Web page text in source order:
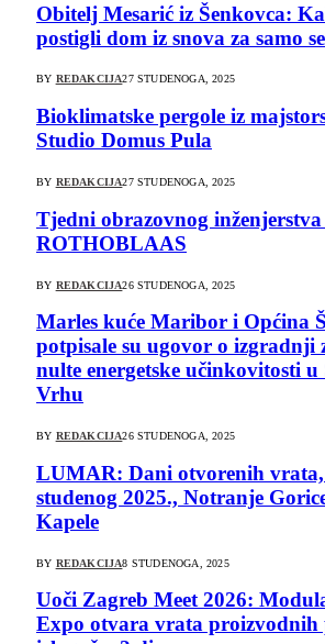
Obitelj Mesarić iz Šenkovca:
postigli dom iz snova za samo
BY REDAKCIJA27 STUDENOGA, 2025
Bioklimatske pergole iz
Studio Domus Pula
BY REDAKCIJA27 STUDENOGA, 2025
Tjedni obrazovnog
ROTHOBLAAS
BY REDAKCIJA26 STUDENOGA, 2025
Marles kuće Maribor i Općina
potpisale su ugovor o izgradnji
nulte energetske učinkovitosti
Vrhu
BY REDAKCIJA26 STUDENOGA, 2025
LUMAR: Dani otvorenih vrata,
studenog 2025., Notranje
Kapele
BY REDAKCIJA8 STUDENOGA, 2025
Uoči Zagreb Meet 2026:
Expo otvara vrata proizvodnih